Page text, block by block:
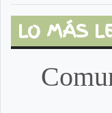
LO MÁS